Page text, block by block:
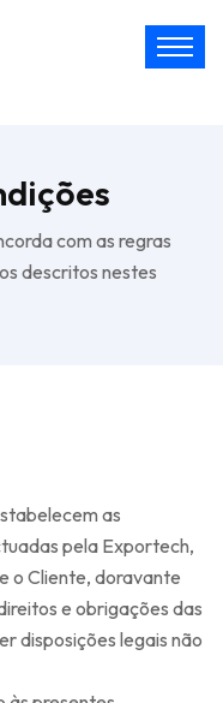
com as regras
descritos nestes
as
pela Exportech,
o Cliente, doravante
e obrigações das
disposições legais não